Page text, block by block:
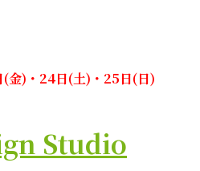
(金)・24日(土)・25日(日)
Studio